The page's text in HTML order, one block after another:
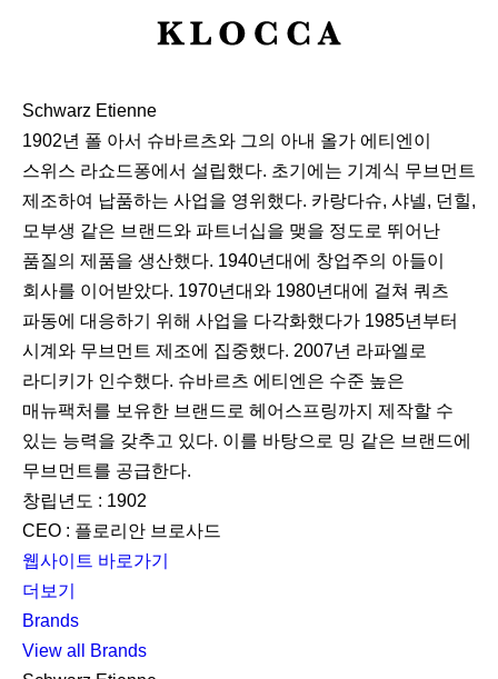
K
C
A
Schwarz Etienne
1902년 폴 아서 슈바르츠와 그의 아내 올가 에티엔이
스위스 라쇼드퐁에서 설립했다. 초기에는 기계식 무브먼트
제조하여 납품하는 사업을 영위했다. 카랑다슈, 샤넬, 던힐,
모부생 같은 브랜드와 파트너십을 맺을 정도로 뛰어난
품질의 제품을 생산했다. 1940년대에 창업주의 아들이
회사를 이어받았다. 1970년대와 1980년대에 걸쳐 쿼츠
파동에 대응하기 위해 사업을 다각화했다가 1985년부터
시계와 무브먼트 제조에 집중했다. 2007년 라파엘로
라디키가 인수했다. 슈바르츠 에티엔은 수준 높은
매뉴팩처를 보유한 브랜드로 헤어스프링까지 제작할 수
있는 능력을 갖추고 있다. 이를 바탕으로 밍 같은 브랜드에
무브먼트를 공급한다.
창립년도 : 1902
CEO : 플로리안 브로사드
웹사이트 바로가기
더보기
Brands
View all Brands